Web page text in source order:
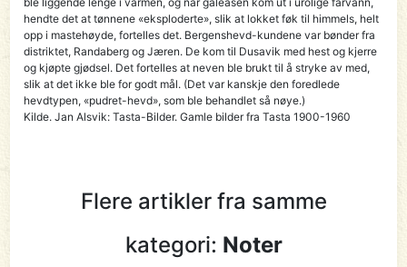
hendte det at tønnene «eksploderte», slik at lokket føk til himmels, helt
opp i mastehøyde, fortelles det. Bergenshevd-kundene var bønder fra
distriktet, Randaberg og Jæren. De kom til Dusavik med hest og kjerre
og kjøpte gjødsel. Det fortelles at neven ble brukt til å stryke av med,
slik at det ikke ble for godt mål. (Det var kanskje den foredlede
hevdtypen, «pudret-hevd», som ble behandlet så nøye.)
Kilde. Jan Alsvik: Tasta-Bilder. Gamle bilder fra Tasta 1900-1960
Flere artikler fra samme
kategori: Noter